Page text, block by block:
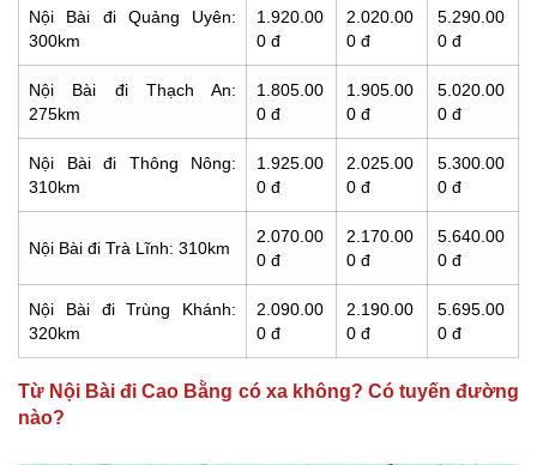
Nội Bài đi Quảng Uyên:
300km
1.920.00
0 đ
2.020.00
0 đ
5.290.00
0 đ
Nội Bài đi Thạch An:
275km
1.805.00
0 đ
1.905.00
0 đ
5.020.00
0 đ
Nội Bài đi Thông Nông:
310km
1.925.00
0 đ
2.025.00
0 đ
5.300.00
0 đ
Nội Bài đi Trà Lĩnh: 310km
2.070.00
0 đ
2.170.00
0 đ
5.640.00
0 đ
Nội Bài đi Trùng Khánh:
320km
2.090.00
0 đ
2.190.00
0 đ
5.695.00
0 đ
Từ Nội Bài đi Cao Bằng có xa không? Có tuyến đường
nào?